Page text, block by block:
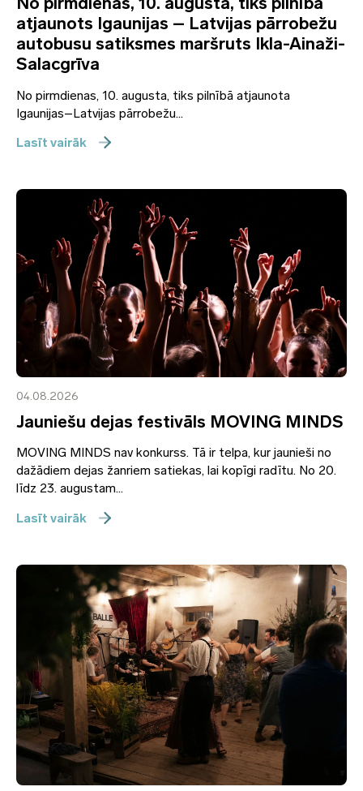
atjaunots Igaunijas – Latvijas pārrobežu
autobusu satiksmes maršruts Ikla-Ainaži-
Salacgrīva
No pirmdienas, 10. augusta, tiks pilnībā atjaunota
Igaunijas–Latvijas pārrobežu...
Lasīt vairāk
04.08.2026
Jauniešu dejas festivāls MOVING MINDS
MOVING MINDS nav konkurss. Tā ir telpa, kur jaunieši no
dažādiem dejas žanriem satiekas, lai kopīgi radītu. No 20.
līdz 23. augustam...
Lasīt vairāk